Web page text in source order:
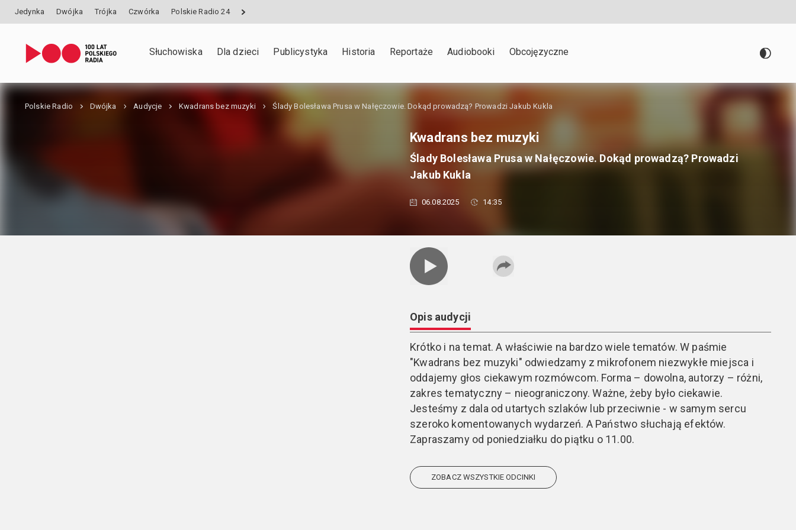
Jedynka Dwójka Trójka Czwórka Polskie Radio 24
Słuchowiska Dla dzieci Publicystyka Historia Reportaże Audiobooki Obcojęzyczne
Polskie Radio Dwójka Audycje Kwadrans bez muzyki Ślady Bolesława Prusa w Nałęczowie. Dokąd prowadzą? Prowadzi Jakub Kukla
Kwadrans bez muzyki
Ślady Bolesława Prusa w Nałęczowie. Dokąd prowadzą? Prowadzi
Jakub Kukla
06.08.2025 14:35
Opis audycji
Krótko i na temat. A właściwie na bardzo wiele tematów. W paśmie
"Kwadrans bez muzyki" odwiedzamy z mikrofonem niezwykłe miejsca i
oddajemy głos ciekawym rozmówcom. Forma – dowolna, autorzy – różni,
zakres tematyczny – nieograniczony. Ważne, żeby było ciekawie.
Jesteśmy z dala od utartych szlaków lub przeciwnie - w samym sercu
szeroko komentowanych wydarzeń. A Państwo słuchają efektów.
Zapraszamy od poniedziałku do piątku o 11.00.
ZOBACZ WSZYSTKIE ODCINKI